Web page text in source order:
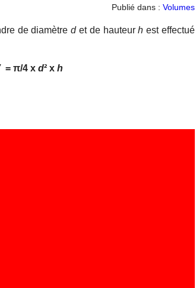
Publié dans : Volumes
de diamètredet de hauteurh est effectué
= π/4 x d² x h